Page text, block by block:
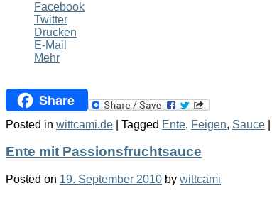
Facebook
Twitter
Drucken
E-Mail
Mehr
Share
Posted in wittcami.de Tagged Ente, Feigen, Sauce
Ente mit Passionsfruchtsauce
Posted on 19. September 2010 by wittcami